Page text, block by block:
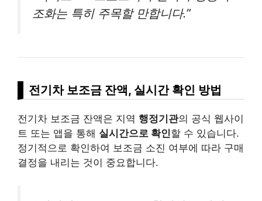
조화는 특히 주목할 만합니다.”
전기차 보조금 잔액, 실시간 확인 방법
전기차 보조금 잔액은 지역 행정기관의 공식 웹사이
트 또는 앱을 통해 실시간으로 확인할 수 있습니다.
정기적으로 확인하여 보조금 소진 여부에 따라 구매
결정을 내리는 것이 중요합니다.